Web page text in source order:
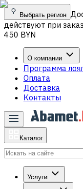
Выбрать регион
действуют при
450 BYN
О компании
Программа
Оплата
Доставка
Контакты
Каталог
Услуги